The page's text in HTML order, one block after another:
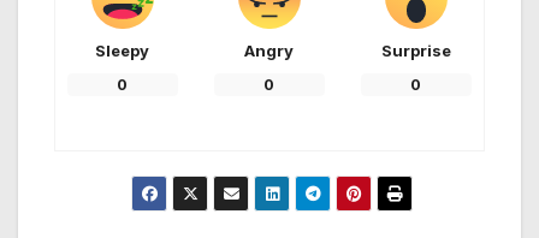
Sleepy
0
Angry
0
Surprise
0